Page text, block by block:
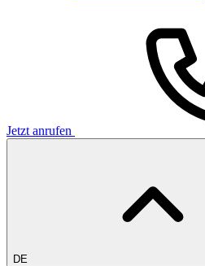
Jetzt anrufen
DE